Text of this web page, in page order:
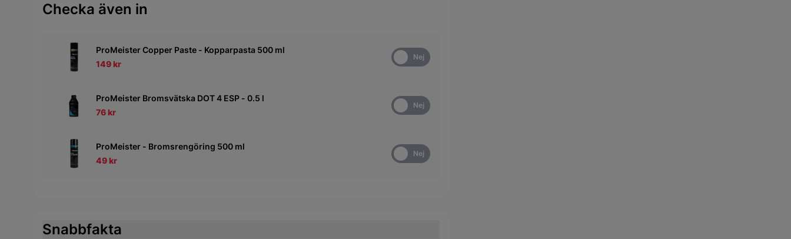
Checka även in
ProMeister Copper Paste - Kopparpasta 500 ml
149 kr
Nej
ProMeister Bromsvätska DOT 4 ESP - 0.5 l
76 kr
Nej
ProMeister - Bromsrengöring 500 ml
49 kr
Nej
Snabbfakta